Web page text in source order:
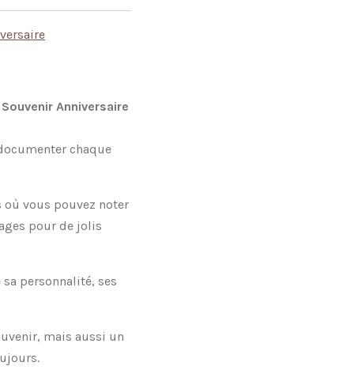
Anniversaire
chaque
où vous pouvez noter
pour de jolis
personnalité, ses
mais aussi un